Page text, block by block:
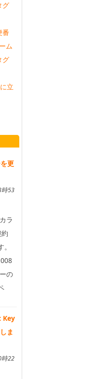
グ
番
ム
グ
立
更
時53
ラ
の
Key
ま
時22